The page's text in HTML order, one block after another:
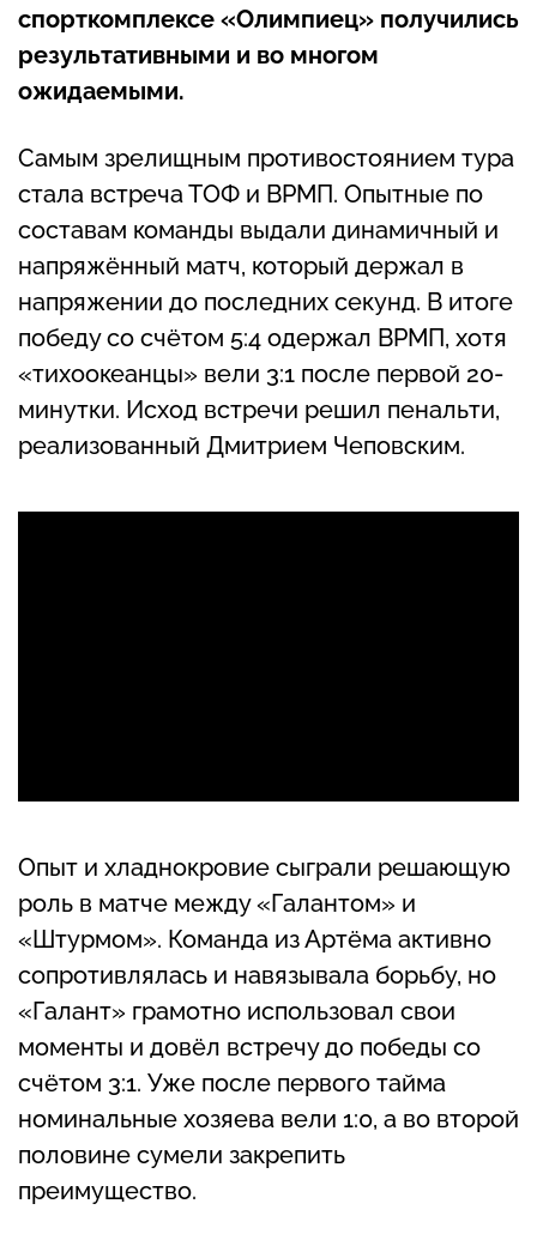
спорткомплексе «Олимпиец» получились
результативными и во многом
ожидаемыми.
Самым зрелищным противостоянием тура
стала встреча ТОФ и ВРМП. Опытные по
составам команды выдали динамичный и
напряжённый матч, который держал в
напряжении до последних секунд. В итоге
победу со счётом 5:4 одержал ВРМП, хотя
«тихоокеанцы» вели 3:1 после первой 20-
минутки. Исход встречи решил пенальти,
реализованный Дмитрием Чеповским.
Опыт и хладнокровие сыграли решающую
роль в матче между «Галантом» и
«Штурмом». Команда из Артёма активно
сопротивлялась и навязывала борьбу, но
«Галант» грамотно использовал свои
моменты и довёл встречу до победы со
счётом 3:1. Уже после первого тайма
номинальные хозяева вели 1:0, а во второй
половине сумели закрепить
преимущество.